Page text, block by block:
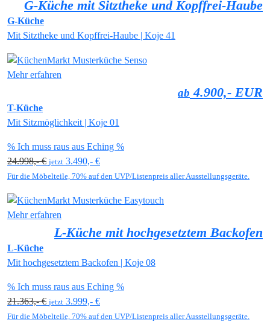
G-Küche mit Sitztheke und Kopffrei-Haube
G-Küche
Mit Sitztheke und Kopffrei-Haube | Koje 41
Mehr erfahren
ab 4.900,- EUR
T-Küche
Mit Sitzmöglichkeit | Koje 01
% Ich muss raus aus Eching %
24.998,- € jetzt 3.490,- €
Für die Möbelteile, 70% auf den UVP/Listenpreis aller Ausstellungsgeräte.
Mehr erfahren
L-Küche mit hochgesetztem Backofen
L-Küche
Mit hochgesetztem Backofen | Koje 08
% Ich muss raus aus Eching %
21.363,- € jetzt 3.999,- €
Für die Möbelteile, 70% auf den UVP/Listenpreis aller Ausstellungsgeräte.